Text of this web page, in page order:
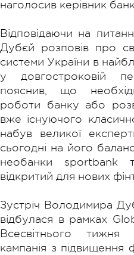
наголосив керівник
Відповідаючи на
Дубєй розповів про
системи України в
у довгостроковій
пояснив, що
роботи банку або
вже існуючого
набув великої
сьогодні на його
необанки sportbank
відкритий для нових
Зустріч Володимира
відбулася в рамках
Всесвітнього
кампанія з підвищення